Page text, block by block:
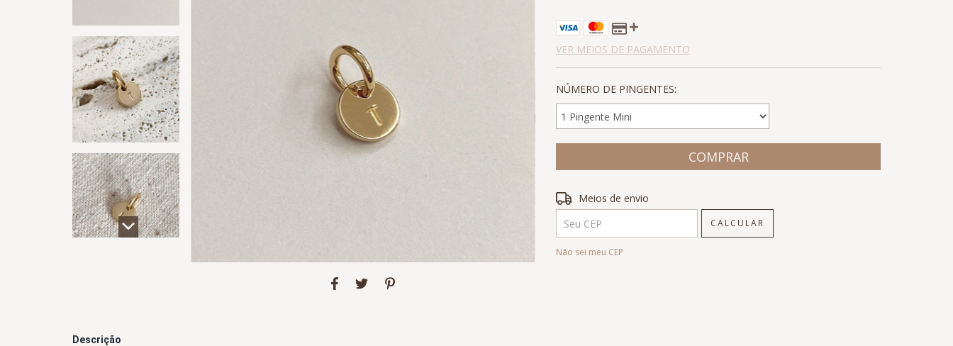
Descrição
VER MEIOS DE PAGAMENTO
NÚMERO DE PINGENTES:
Entregas para o CEP:
Meios de envio
CALCULAR
Não sei meu CEP